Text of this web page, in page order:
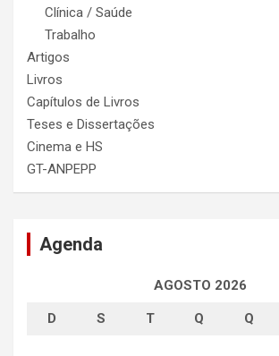
Clínica / Saúde
Trabalho
Artigos
Livros
Capítulos de Livros
Teses e Dissertações
Cinema e HS
GT-ANPEPP
Agenda
AGOSTO 2026
D S T Q Q